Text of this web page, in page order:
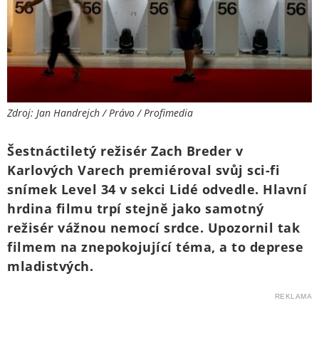
Zdroj: Jan Handrejch / Právo / Profimedia
Šestnáctiletý režisér Zach Breder v
Karlových Varech premiéroval svůj sci-fi
snímek Level 34 v sekci Lidé odvedle. Hlavní
hrdina filmu trpí stejně jako samotný
režisér vážnou nemocí srdce. Upozornil tak
filmem na znepokojující téma, a to deprese
mladistvých.
REKLAMA